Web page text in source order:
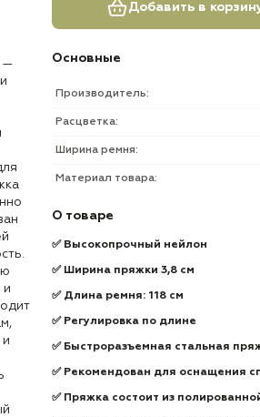
—
и
и
Добавить в
Основные
Производитель:
Расцветка:
Ширина ремня:
Материал товара:
О товаре
✅ Высокопрочный нейлон
✅ Ширина пряжки 3,8 см
✅ Длина ремня: 118 см
✅ Регулировка по длине
✅ Быстроразъемная стальная
✅ Рекомендован для оснащения
✅ Пряжка состоит из